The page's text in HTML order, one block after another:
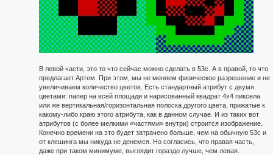
В левой части, это то что сейчас можно сделать в 53с. А в правой, то что
предлагает Артем. При этом, мы не меняем физическое разрешение и не
увеличиваем количество цветов. Есть стандартный атрибут с двумя
цветами: папер на всей площади и нарисованный квадрат 4x4 пиксела
или же вертикальная/горизонтальная полоска другого цвета, прижатые к
какому-либо краю этого атрибута, как в данном случае. И из таких вот
атрибутов (с более мелкими «частями» внутри) строится изображение.
Конечно времени на это будет затрачено больше, чем на обычную 53c и
от клешинга мы никуда не денемся. Но согласись, что правая часть,
даже при таком минимуме, выглядит гораздо лучше, чем левая.